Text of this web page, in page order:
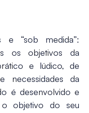
e “sob medida”:
os objetivos da
e lúdico, de
da
é desenvolvido e
o objetivo do seu